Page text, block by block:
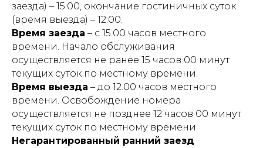
заезда) – 15:00, окончание гостиничных суток
(время выезда) – 12:00.
Время заезда – с 15.00 часов местного
времени. Начало обслуживания
осуществляется не ранее 15 часов 00 минут
текущих суток по местному времени.
Время выезда – до 12.00 часов местного
времени. Освобождение номера
осуществляется не позднее 12 часов 00 минут
текущих суток по местному времени.
Негарантированный ранний заезд